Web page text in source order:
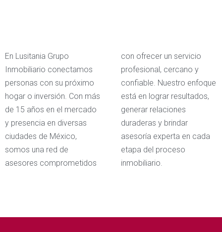
En Lusitania Grupo
Inmobiliario conectamos
personas con su próximo
hogar o inversión. Con más
de 15 años en el mercado
y presencia en diversas
ciudades de México,
somos una red de
asesores comprometidos
con ofrecer un servicio
profesional, cercano y
confiable. Nuestro enfoque
está en lograr resultados,
generar relaciones
duraderas y brindar
asesoría experta en cada
etapa del proceso
inmobiliario.